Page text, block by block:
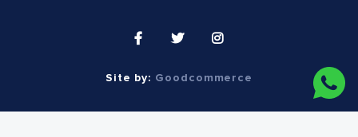
Site by: Goodcommerce